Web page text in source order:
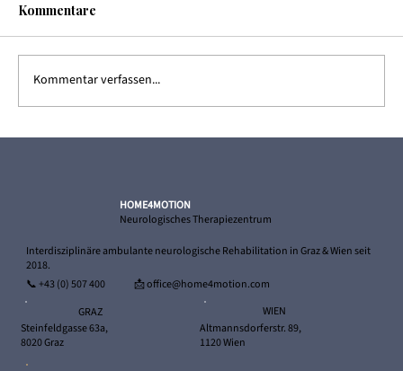
Kommentare
Kommentar verfassen...
HOME4MOTION
Neurologisches Therapiezentrum
Interdisziplinäre ambulante neurologische Rehabilitation in Graz & Wien seit
2018.
📞+43 (0) 507 400 📩 office@home4motion.com
GRAZ
Steinfeldgasse 63a,
8020 Graz
WIEN
Altmannsdorferstr. 89,
1120 Wien